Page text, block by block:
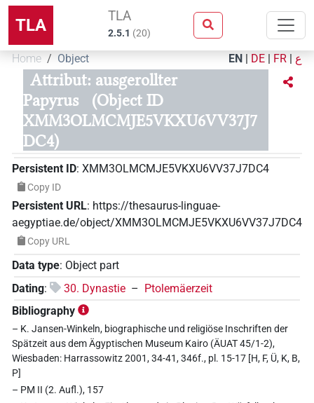
TLA TLA
2.5.1 (20)
Home Object EN | DE | FR | ع
Attribut: ausgerollter
Papyrus
(Object ID
XMM3OLMCMJE5VKXU6VV37J7
DC4)
Persistent ID: XMM3OLMCMJE5VKXU6VV37J7DC4
Copy ID
Persistent URL: https://thesaurus-linguae-
aegyptiae.de/object/XMM3OLMCMJE5VKXU6VV37J7DC4
Copy URL
Data type: Object part
Dating: 30. Dynastie – Ptolemäerzeit
Bibliography
– K. Jansen-Winkeln, biographische und religiöse Inschriften der
Spätzeit aus dem Ägyptischen Museum Kairo (ÄUAT 45/1-2),
Wiesbaden: Harrassowitz 2001, 34-41, 346f., pl. 15-17 [H, F, Ü, K, B,
P]
– PM II (2. Aufl.), 157